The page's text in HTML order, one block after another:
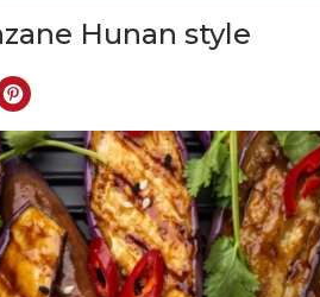
Hunan style